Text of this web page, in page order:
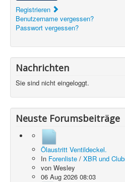
Registrieren
Benutzername vergessen?
Passwort vergessen?
Nachrichten
Sie sind nicht eingeloggt.
Neuste Forumsbeiträge
Ölaustritt Ventildeckel.
In Forenliste / XBR und
von Wesley
06 Aug 2026 08:03